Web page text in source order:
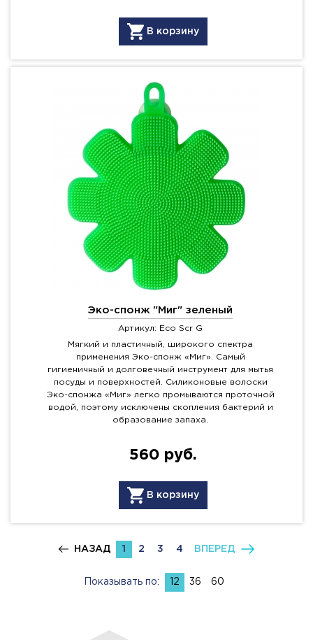
В корзину
Эко-спонж "Миг" зеленый
Артикул: Eco Scr G
Мягкий и пластичный, широкого спектра
применения Эко-спонж «Миг». Самый
гигиеничный и долговечный инструмент для мытья
посуды и поверхностей. Силиконовые волоски
Эко-спонжа «Миг» легко промываются проточной
водой, поэтому исключены скопления бактерий и
образование запаха.
560 руб.
В корзину
НАЗАД 1 2 3 4 ВПЕРЕД
Показывать по: 12 36 60